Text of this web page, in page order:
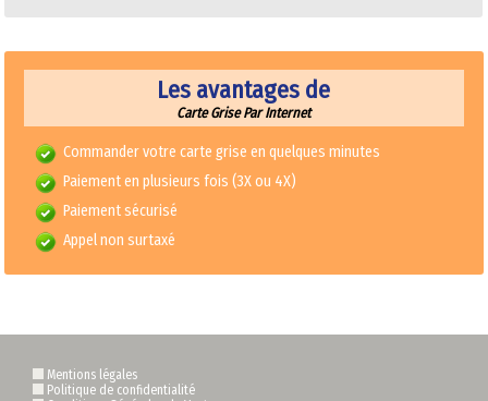
Les avantages de
Carte Grise Par Internet
Commander votre carte grise en quelques minutes
Paiement en plusieurs fois (3X ou 4X)
Paiement sécurisé
Appel non surtaxé
Mentions légales
Politique de confidentialité